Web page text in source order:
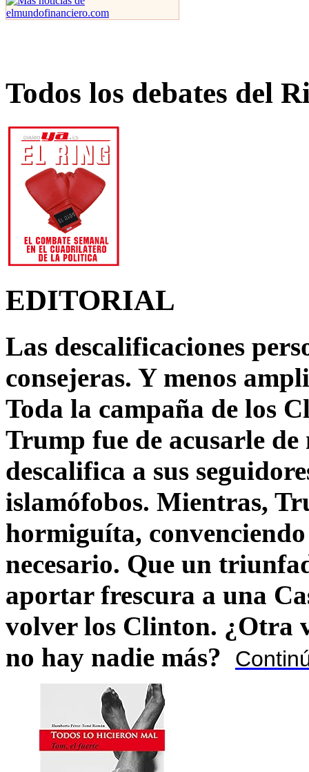
Todos los debates del
EDITORIAL
Las descalificaciones
consejeras. Y menos
Toda la campaña de los
Trump fue de acusarle
descalifica a sus
islamófobos. Mientras,
hormiguíta,
necesario. Que un
aportar frescura a una
volver los Clinton. ¿Otra
no hay nadie más?